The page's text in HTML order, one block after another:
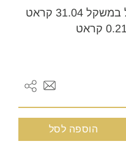
זהב אצילי 18K בשיבוץ קריסטל במשקל 31.04 קראט
הוספה לסל